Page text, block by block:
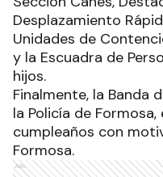
Desplazamiento
Unidades de
y la Escuadra de
hijos.
Finalmente, la Banda
la Policía de
cumpleaños con
Formosa.
Ads